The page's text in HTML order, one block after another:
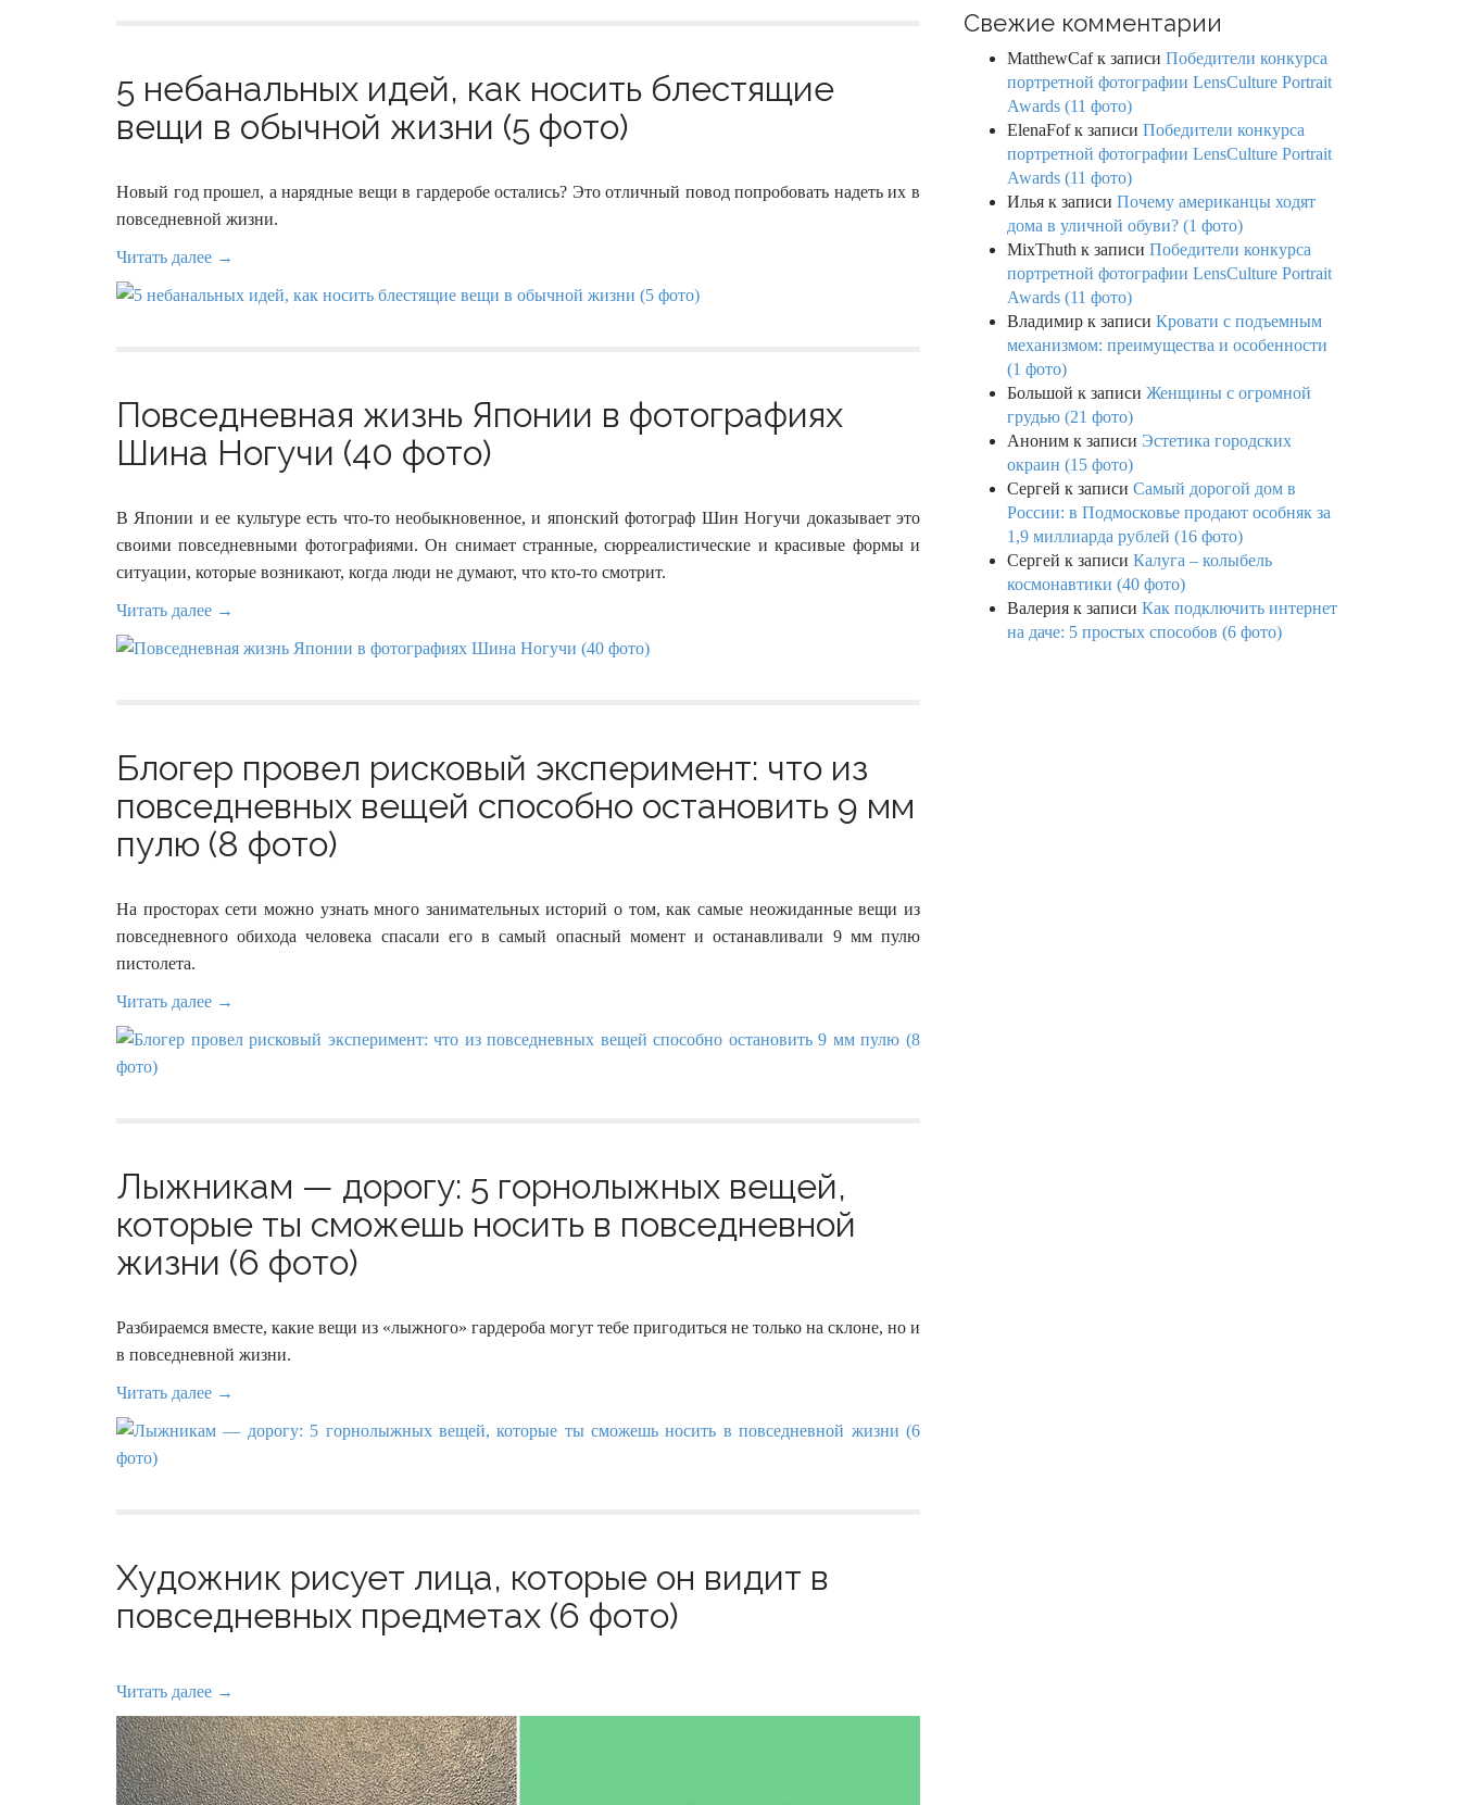
5 небанальных идей, как носить блестящие
вещи в обычной жизни (5 фото)
Новый год прошел, а нарядные вещи в гардеробе остались? Это отличный повод попробовать надеть их в
повседневной жизни.
Читать далее →
Повседневная жизнь Японии в фотографиях
Шина Ногучи (40 фото)
В Японии и ее культуре есть что-то необыкновенное, и японский фотограф Шин Ногучи доказывает это
своими повседневными фотографиями. Он снимает странные, сюрреалистические и красивые формы и
ситуации, которые возникают, когда люди не думают, что кто-то смотрит.
Читать далее →
Блогер провел рисковый эксперимент: что из
повседневных вещей способно остановить 9 мм
пулю (8 фото)
На просторах сети можно узнать много занимательных историй о том, как самые неожиданные вещи из
повседневного обихода человека спасали его в самый опасный момент и останавливали 9 мм пулю
пистолета.
Читать далее →
Лыжникам — дорогу: 5 горнолыжных вещей,
которые ты сможешь носить в повседневной
жизни (6 фото)
Разбираемся вместе, какие вещи из «лыжного» гардероба могут тебе пригодиться не только на склоне, но и
в повседневной жизни.
Читать далее →
Художник рисует лица, которые он видит в
повседневных предметах (6 фото)
Читать далее →
Свежие комментарии
MatthewCafк записи Победители конкурса
портретной фотографии LensCulture Portrait
Awards (11 фото)
ElenaFofк записи Победители конкурса
портретной фотографии LensCulture Portrait
Awards (11 фото)
Илья к записи Почему американцы ходят
дома в уличной обуви? (1 фото)
MixThuth к записи Победители конкурса
портретной фотографии LensCulture Portrait
Awards (11 фото)
Владимир к записи Кровати с подъемным
механизмом: преимущества и особенности
(1 фото)
Большой к записи Женщины с огромной
грудью (21 фото)
Аноним к записи Эстетика городских
окраин (15 фото)
Сергей к записи Самый дорогой дом в
России: в Подмосковье продают особняк за
1,9 миллиарда рублей (16 фото)
Сергей к записи Калуга – колыбель
космонавтики (40 фото)
Валерия к записи Как подключить интернет
на даче: 5 простых способов (6 фото)